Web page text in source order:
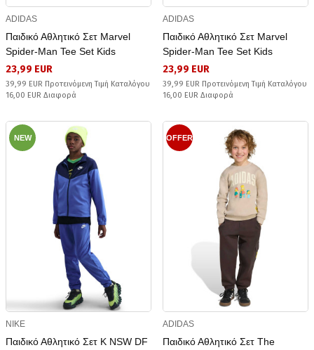
ADIDAS
Παιδικό Αθλητικό Σετ Marvel
Spider-Man Tee Set Kids
23,99 EUR
39,99 EUR Προτεινόμενη Τιμή Καταλόγου
16,00 EUR Διαφορά
ADIDAS
Παιδικό Αθλητικό Σετ Marvel
Spider-Man Tee Set Kids
23,99 EUR
39,99 EUR Προτεινόμενη Τιμή Καταλόγου
16,00 EUR Διαφορά
NEW
NIKE
Παιδικό Αθλητικό Σετ K NSW DF
OFFER
ADIDAS
Παιδικό Αθλητικό Σετ The